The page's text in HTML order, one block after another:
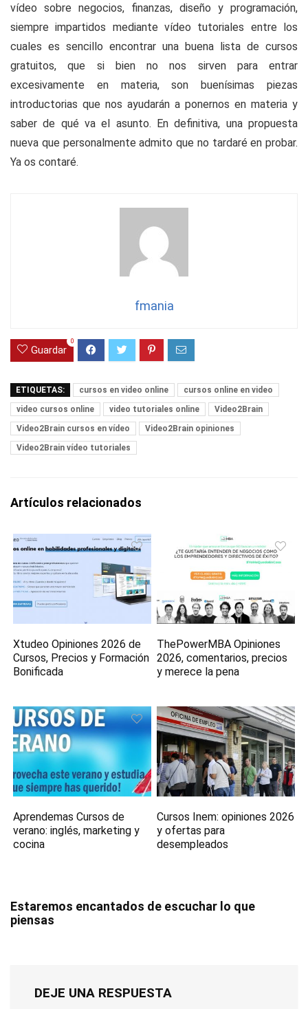
vídeo sobre negocios, finanzas, diseño y programación,
siempre impartidos mediante vídeo tutoriales entre los
cuales es sencillo encontrar una buena lista de cursos
gratuitos, que si bien no nos sirven para entrar
excesivamente en materia, son buenísimas piezas
introductorias que nos ayudarán a ponernos en materia y
saber de qué va el asunto. En definitiva, una propuesta
nueva que personalmente admito que no tardaré en probar.
Ya os contaré.
fmania
Guardar
0
ETIQUETAS: cursos en video online
cursos online en video
video cursos online
video tutoriales online
Video2Brain
Video2Brain cursos en vídeo
Video2Brain opiniones
Video2Brain vídeo tutoriales
Artículos relacionados
Xtudeo Opiniones 2026 de
Cursos, Precios y Formación
Bonificada
ThePowerMBA Opiniones
2026, comentarios, precios
y merece la pena
Aprendemas Cursos de
verano: inglés, marketing y
cocina
Cursos Inem: opiniones 2026
y ofertas para
desempleados
Estaremos encantados de escuchar lo que
piensas
DEJE UNA RESPUESTA